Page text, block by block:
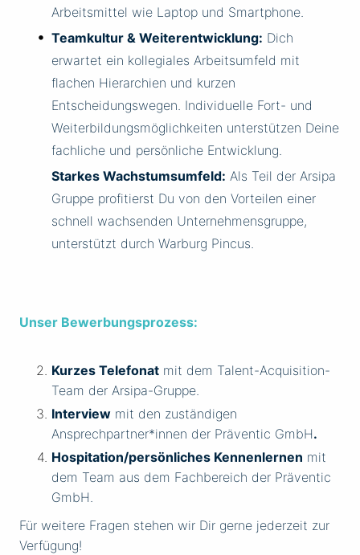
Arbeitsmittel wie Laptop und Smartphone.
Teamkultur & Weiterentwicklung: Dich
erwartet ein kollegiales Arbeitsumfeld mit
flachen Hierarchien und kurzen
Entscheidungswegen. Individuelle Fort- und
Weiterbildungsmöglichkeiten unterstützen Deine
fachliche und persönliche Entwicklung.
Starkes Wachstumsumfeld: Als Teil der Arsipa
Gruppe profitierst Du von den Vorteilen einer
schnell wachsenden Unternehmensgruppe,
unterstützt durch Warburg Pincus.
Unser Bewerbungsprozess:
Kurzes Telefonat mit dem Talent-Acquisition-
Team der Arsipa-Gruppe.
Interview mit den zuständigen
Ansprechpartner*innen der Präventic GmbH.
Hospitation/persönliches Kennenlernen mit
dem Team aus dem Fachbereich der Präventic
GmbH.
Für weitere Fragen stehen wir Dir gerne jederzeit zur
Verfügung!